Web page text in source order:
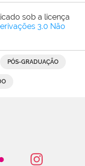
sob a licença
3.0 Não
PÓS-GRADUAÇÃO